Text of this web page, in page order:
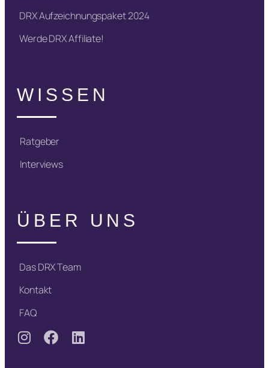
DRX Aufzeichnungspaket 2024
Werde DRX Affiliate!
WISSEN
Ratgeber
Interviews
ÜBER UNS
Das DRX Team
Kontakt
FAQ